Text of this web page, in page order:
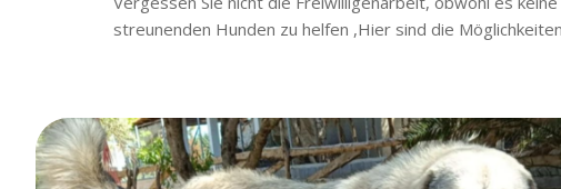
streunenden Hunden zu helfen ,Hier sind die